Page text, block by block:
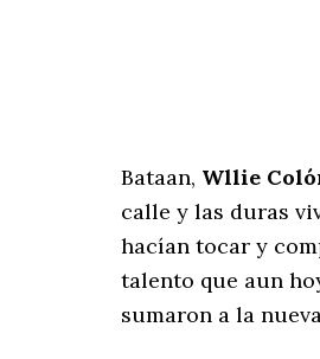
Bataan, Wllie
calle y las duras
hacían tocar y
talento que aun
sumaron a la